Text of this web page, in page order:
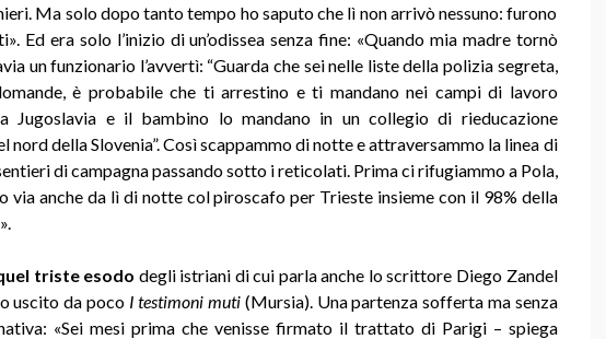
Ma solo dopo tanto tempo ho saputo che lì non arrivò nessuno: furono
Ed era solo l’inizio di un’odissea senza fine: «Quando mia madre tornò
un funzionario l’avvertì: “Guarda che sei nelle liste della polizia segreta,
è probabile che ti arrestino e ti mandano nei campi di lavoro
Jugoslavia e il bambino lo mandano in un collegio di rieducazione
nord della Slovenia”. Così scappammo di notte e attraversammo la linea di
di campagna passando sotto i reticolati. Prima ci rifugiammo a Pola,
via anche da lì di notte col piroscafo per Trieste insieme con il 98% della
triste esodo degli istriani di cui parla anche lo scrittore Diego Zandel
uscito da poco I testimoni muti (Mursia). Una partenza sofferta ma senza
«Sei mesi prima che venisse firmato il trattato di Parigi – spiega